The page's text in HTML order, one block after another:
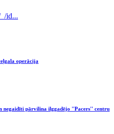
id...
operācija
pārvilina ilggadējo ''Pacers'' centru